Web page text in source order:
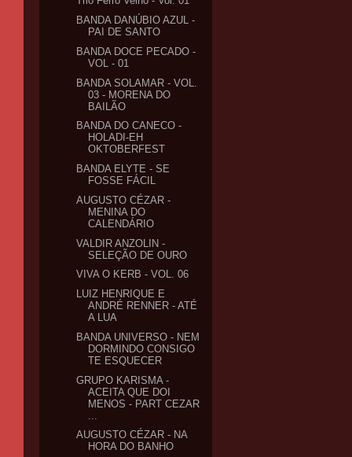
BANDA DANÚBIO AZUL -
PAI DE SANTO
BANDA DOCE PECADO -
VOL - 01
BANDA SOLAMAR - VOL.
03 - MORENA DO
BAILÃO
BANDA DO CANECO -
HOLADI-EH
OKTOBERFEST
BANDA ELYTE - SE
FOSSE FÁCIL
AUGUSTO CÉZAR -
MENINA DO
CALENDÁRIO
VALDIR ANZOLIN -
SELEÇÃO DE OURO
VIVA O KERB - VOL. 06
LUIZ HENRIQUE E
ANDRÉ RENNER - ATÉ
A LUA
BANDA UNIVERSO - NEM
DORMINDO CONSIGO
TE ESQUECER
GRUPO KARISMA -
ACEITA QUE DOI
MENOS - PART CEZAR
AUGUSTO CÉZAR - NA
HORA DO BANHO